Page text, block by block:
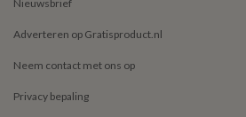
Nieuwsbrief
Adverteren op Gratisproduct.nl
Neem contact met ons op
Privacy bepaling